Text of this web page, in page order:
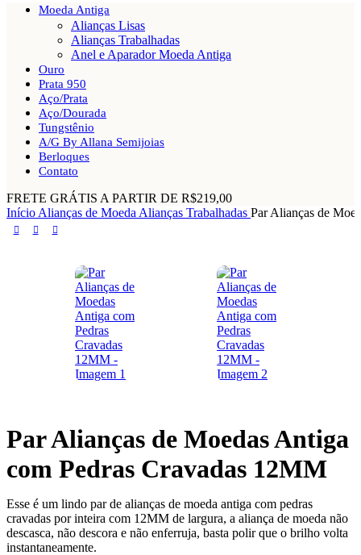
Moeda Antiga
Alianças Lisas
Alianças Trabalhadas
Anel e Aparador Moeda Antiga
Ouro
Prata 950
Aço/Prata
Aço/Dourada
Tungstênio
A/G By Allana Semijoias
Berloques
Contato
FRETE GRÁTIS A PARTIR DE R$219,00
Início Alianças de Moeda Alianças Trabalhadas Par Alianças de
Par Alianças de Moedas Antiga
com Pedras Cravadas 12MM
Esse é um lindo par de alianças de moeda antiga com pedras
cravadas por inteira com 12MM de largura, a aliança de moeda não
descasca, não descora e não enferruja, basta polir que o brilho volta
instantaneamente.